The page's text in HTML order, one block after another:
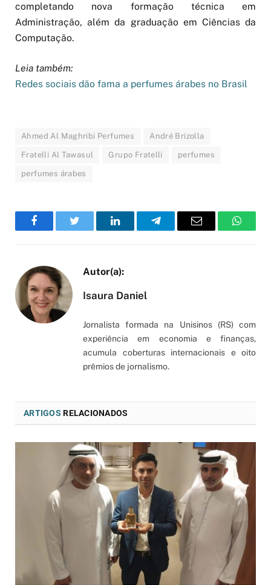
completando nova formação técnica em
Administração, além da graduação em Ciências da
Computação.
Leia também:
Redes sociais dão fama a perfumes árabes no Brasil
Ahmed Al Maghribi Perfumes André Brizolla
Fratelli Al Tawasul Grupo Fratelli perfumes
perfumes árabes
FacebookTwitter LinkedInTelegramEmail
Isaura Daniel
Jornalista formada na Unisinos (RS) com
experiência em economia e finanças,
acumula coberturas internacionais e oito
prêmios de jornalismo.
ARTIGOS RELACIONADOS